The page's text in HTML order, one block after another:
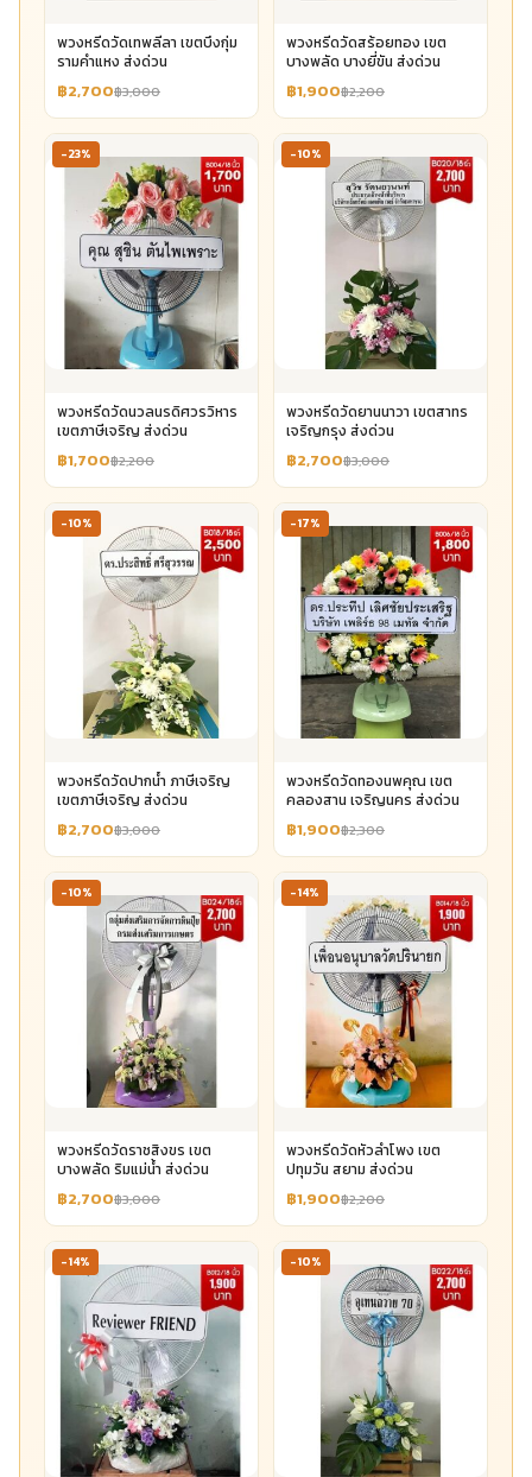
พวงหรีดวัดเทพลีลา เขตบึงกุ่ม
รามคำแหง ส่งด่วน
฿2,700฿3,000
พวงหรีดวัดสร้อยทอง เขต
บางพลัด บางยี่ขัน ส่งด่วน
฿1,900฿2,200
-23%
พวงหรีดวัดนวลนรดิศวรวิหาร
เขตภาษีเจริญ ส่งด่วน
฿1,700฿2,200
-10%
พวงหรีดวัดยานนาวา เขตสาทร
เจริญกรุง ส่งด่วน
฿2,700฿3,000
-10%
พวงหรีดวัดปากน้ำ ภาษีเจริญ
เขตภาษีเจริญ ส่งด่วน
฿2,700฿3,000
-17%
พวงหรีดวัดทองนพคุณ เขต
คลองสาน เจริญนคร ส่งด่วน
฿1,900฿2,300
-10%
พวงหรีดวัดราชสิงขร เขต
บางพลัด ริมแม่น้ำ ส่งด่วน
฿2,700฿3,000
-14%
พวงหรีดวัดหัวลำโพง เขต
ปทุมวัน สยาม ส่งด่วน
฿1,900฿2,200
-14% -10%